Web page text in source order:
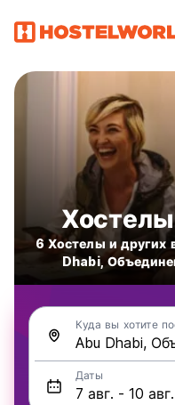
6 Хостелы и других
Dhabi,
Куда вы хотите
Даты